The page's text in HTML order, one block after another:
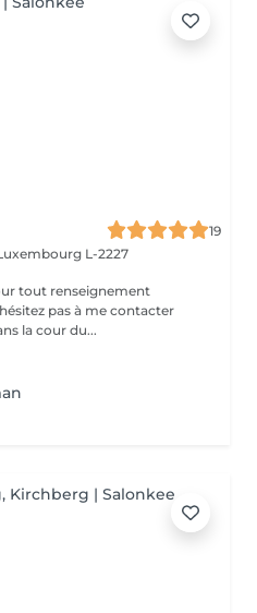
19
L-2227
tout renseignement
pas à me contacter
la cour du...